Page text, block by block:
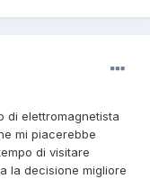
di elettromagnetista
mi piacerebbe
di visitare
la decisione migliore